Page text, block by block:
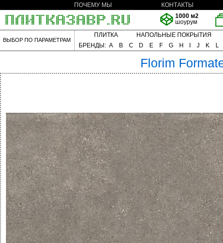
ПОЧЕМУ МЫ
КОНТАКТЫ
1000 м2
шоурум
ВЫБОР ПО ПАРАМЕТРАМ
ПЛИТКА
НАПОЛЬНЫЕ ПОКРЫТИЯ
БРЕНДЫ: A B C D E F G H J K L
Florim